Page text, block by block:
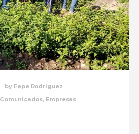
by Pepe Rodriguez
Comunicados, Empresas